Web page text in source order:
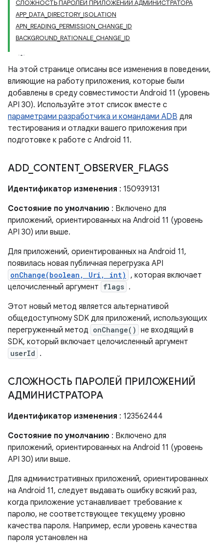
СЛОЖНОСТЬ ПАРОЛЕЙ ПРИЛОЖЕНИЙ АДМИНИСТРАТОРА
APP_DATA_DIRECTORY_ISOLATION
APN_READING_PERMISSION_CHANGE_ID
BACKGROUND_RATIONALE_CHANGE_ID
На этой странице описаны все изменения в поведении,
влияющие на работу приложения, которые были
добавлены в среду совместимости Android 11 (уровень
API 30). Используйте этот список вместе с
параметрами разработчика и командами ADB для
тестирования и отладки вашего приложения при
подготовке к работе с Android 11.
ADD_ CONTENT_ OBSERVER FLAGS
Идентификатор изменения : 150939131
Состояние по умолчанию : Включено для
приложений, ориентированных на Android 11 (уровень
API 30) или выше.
Для приложений, ориентированных на Android 11,
появилась новая публичная перегрузка API
onChange(boolean, Uri, int) , которая включает
целочисленный аргумент flags .
Этот новый метод является альтернативой
общедоступному SDK для приложений, использующих
перегруженный метод onChange() не входящий в
SDK, который включает целочисленный аргумент
userId .
СЛОЖНОСТЬ ПАРОЛЕЙ ПРИЛОЖЕНИЙ
АДМИНИСТРАТОРА
Идентификатор изменения : 123562444
Состояние по умолчанию : Включено для
приложений, ориентированных на Android 11 (уровень
API 30) или выше.
Для административных приложений, ориентированных
на Android 11, следует выдавать ошибку всякий раз,
когда приложение устанавливает требование к
паролю, не соответствующее текущему уровню
качества пароля. Например, если уровень качества
пароля установлен на